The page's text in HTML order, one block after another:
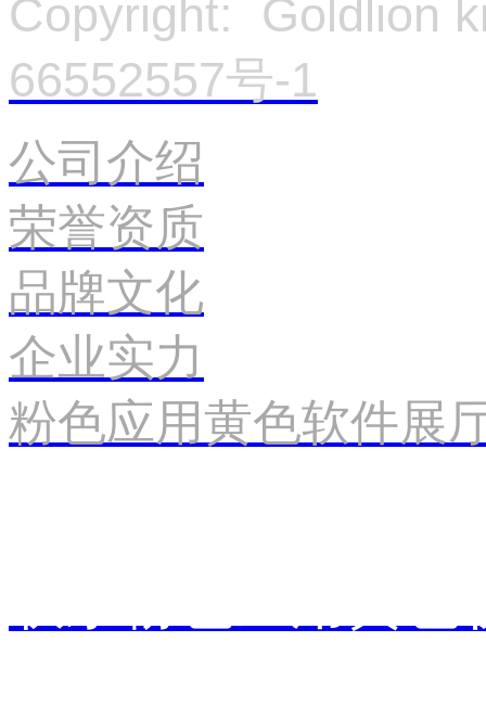
Copyright:
66552557号-1
公司介绍
荣誉资质
品牌文化
企业实力
粉色应用黄色软件展